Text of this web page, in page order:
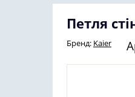
Петля
Бренд: Kaier